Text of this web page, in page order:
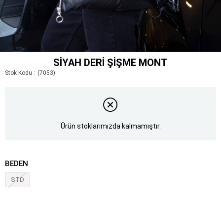
SIYAH DERI ŞIŞME MONT
Stok Kodu (7053)
Ürün stoklarımızda kalmamıştır.
BEDEN
STD